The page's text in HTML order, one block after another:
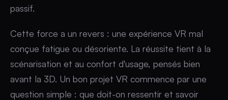
passif.
Cette force a un revers : une expérience VR mal
conçue fatigue ou désoriente. La réussite tient à la
scénarisation et au confort d'usage, pensés bien
avant la 3D. Un bon projet VR commence par une
question simple : que doit-on ressentir et savoir